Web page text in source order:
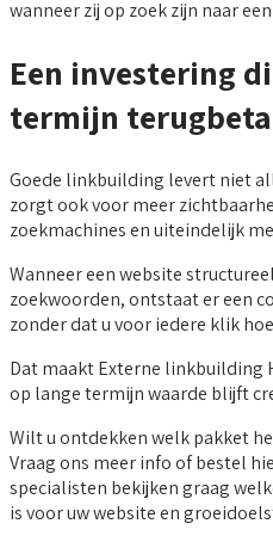
wanneer zij op zoek zijn naar
Een investering
termijn
Goede linkbuilding levert niet
zorgt ook voor meer
zoekmachines en uiteindelijk
Wanneer een website
zoekwoorden, ontstaat er een
zonder dat u voor iedere klik
Dat maakt Externe linkbuilding
op lange termijn waarde blijft
Wilt u ontdekken welk pakket
Vraag ons meer info of bestel
specialisten bekijken graag
is voor uw website en